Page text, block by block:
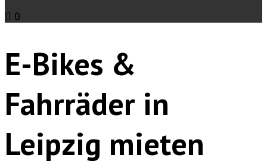
0
E-Bikes &
Fahrräder in
Leipzig mieten